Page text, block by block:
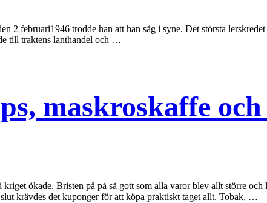
februari1946 trodde han att han såg i syne. Det största
till traktens lanthandel och …
maskroskaffe
ökade. Bristen på på så gott som alla varor blev allt större och
krävdes det kuponger för att köpa praktiskt taget allt. Tobak, …